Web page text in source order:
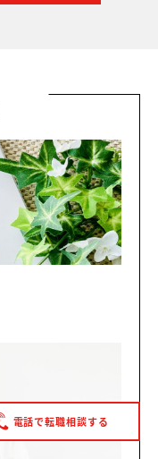
電話で転職相談する